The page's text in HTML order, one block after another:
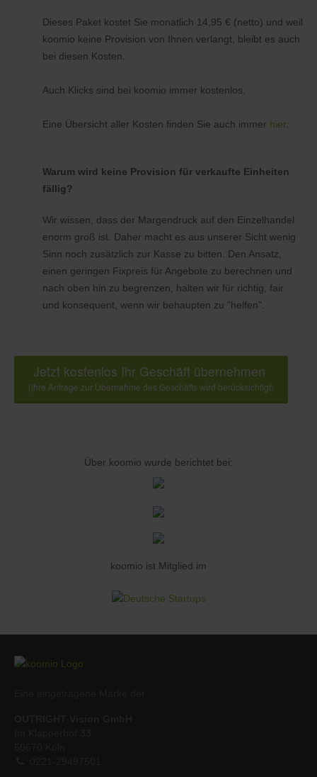
Dieses Paket kostet Sie monatlich 14,95 € (netto) und weil
koomio keine Provision von Ihnen verlangt, bleibt es auch
bei diesen Kosten.
Auch Klicks sind bei koomio immer kostenlos.
Eine Übersicht aller Kosten finden Sie auch immer hier.
Warum wird keine Provision für verkaufte Einheiten
fällig?
Wir wissen, dass der Margendruck auf den Einzelhandel
enorm groß ist. Daher macht es aus unserer Sicht wenig
Sinn noch zusätzlich zur Kasse zu bitten. Den Ansatz,
einen geringen Fixpreis für Angebote zu berechnen und
nach oben hin zu begrenzen, halten wir für richtig, fair
und konsequent, wenn wir behaupten zu "helfen".
Jetzt kostenlos Ihr Geschäft übernehmen
(Ihre Anfrage zur Übernahme des Geschäfts wird berücksichtigt)
Über koomio wurde berichtet bei:
koomio ist Mitglied im